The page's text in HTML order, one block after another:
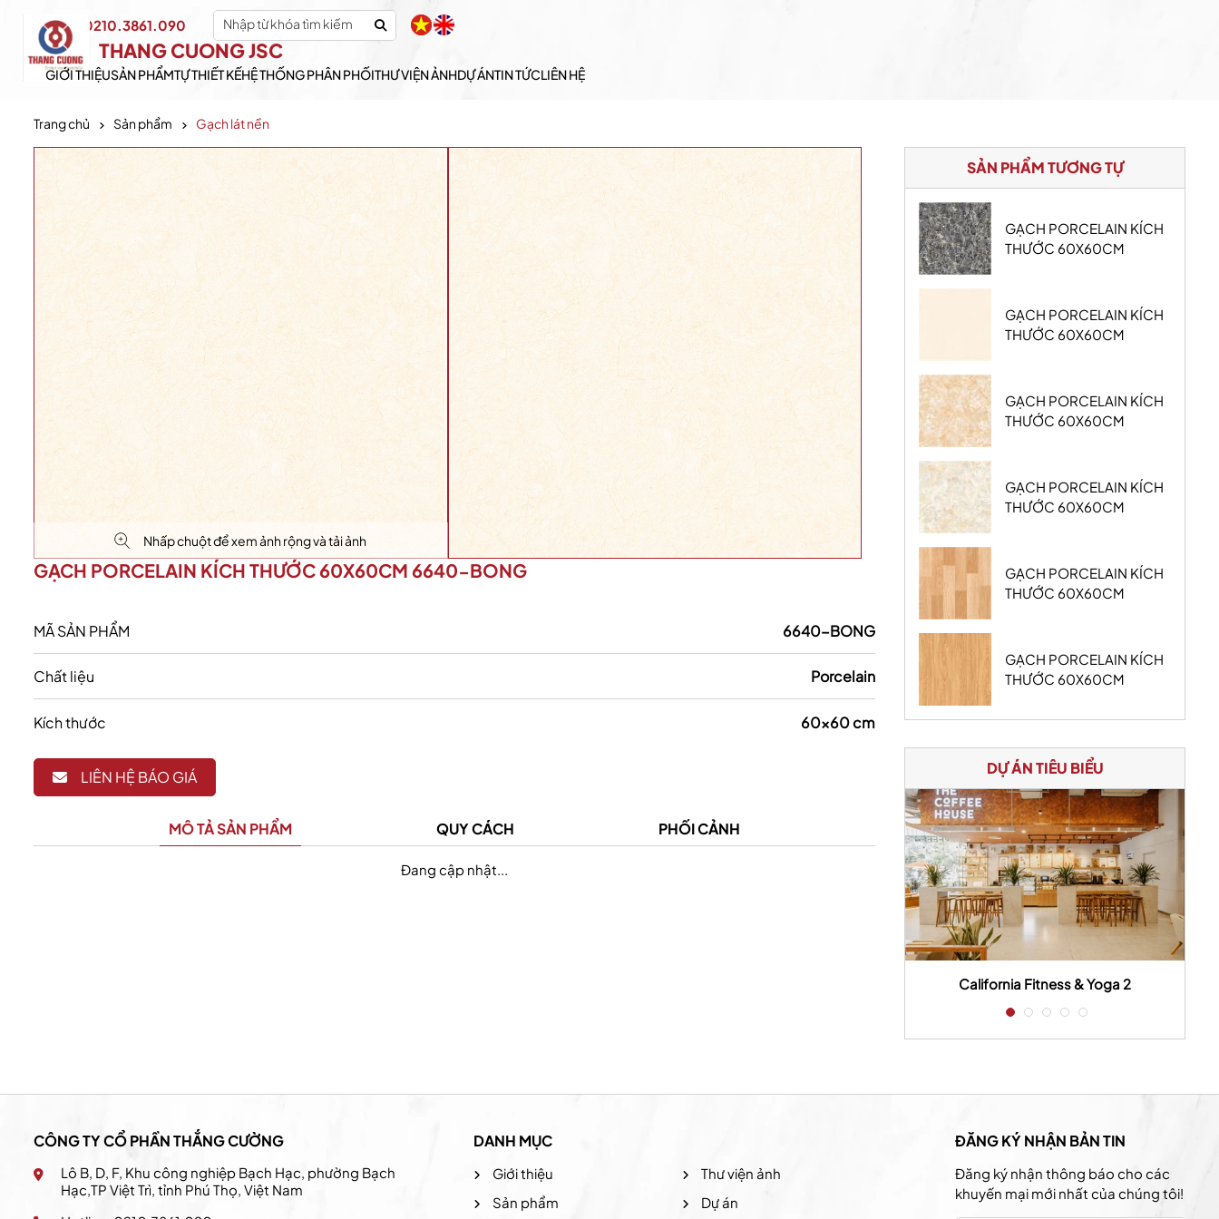
THANG CUONG JSC
Hotline: 0210.3861.090
GIỚI THIỆUSẢN PHẨMTỰ THIẾT KẾHỆ THỐNG PHÂN PHỐITHƯ VIỆN ẢNHDỰ ÁNTIN TỨCLIÊN HỆ
Trang chủ Sản phẩm Gạch lát nền
Nhấp chuột để xem ảnh rộng và tải ảnh
GẠCH PORCELAIN KÍCH THƯỚC 60X60CM 6640-BONG
MÃ SẢN PHẨM 6640-BONG
Chất liệu Porcelain
Kích thước 60x60 cm
LIÊN HỆ BÁO GIÁ
MÔ TẢ SẢN PHẨM QUY CÁCH PHỐI CẢNH
Đang cập nhật...
SẢN PHẨM TƯƠNG TỰ
GẠCH PORCELAIN KÍCH
THƯỚC 60X60CM
GẠCH PORCELAIN KÍCH
THƯỚC 60X60CM
GẠCH PORCELAIN KÍCH
THƯỚC 60X60CM
GẠCH PORCELAIN KÍCH
THƯỚC 60X60CM
GẠCH PORCELAIN KÍCH
THƯỚC 60X60CM
GẠCH PORCELAIN KÍCH
THƯỚC 60X60CM
DỰ ÁN TIÊU BIỂU
California Fitness & Yoga 2
CÔNG TY CỔ PHẦN THẮNG CƯỜNG
Lô B, D, F, Khu công nghiệp Bạch Hạc, phường Bạch
Hạc,TP Việt Trì, tỉnh Phú Thọ, Việt Nam
DANH MỤC
Giới thiệu
Sản phẩm
Thư viện ảnh
Dự án
ĐĂNG KÝ NHẬN BẢN TIN
Đăng ký nhận thông báo cho các
khuyến mại mới nhất của chúng tôi!